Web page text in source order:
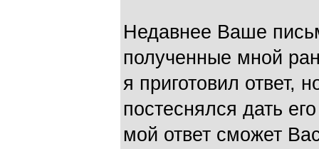
Недавнее Ваше
полученные мной
я приготовил ответ,
постеснялся дать
мой ответ сможет